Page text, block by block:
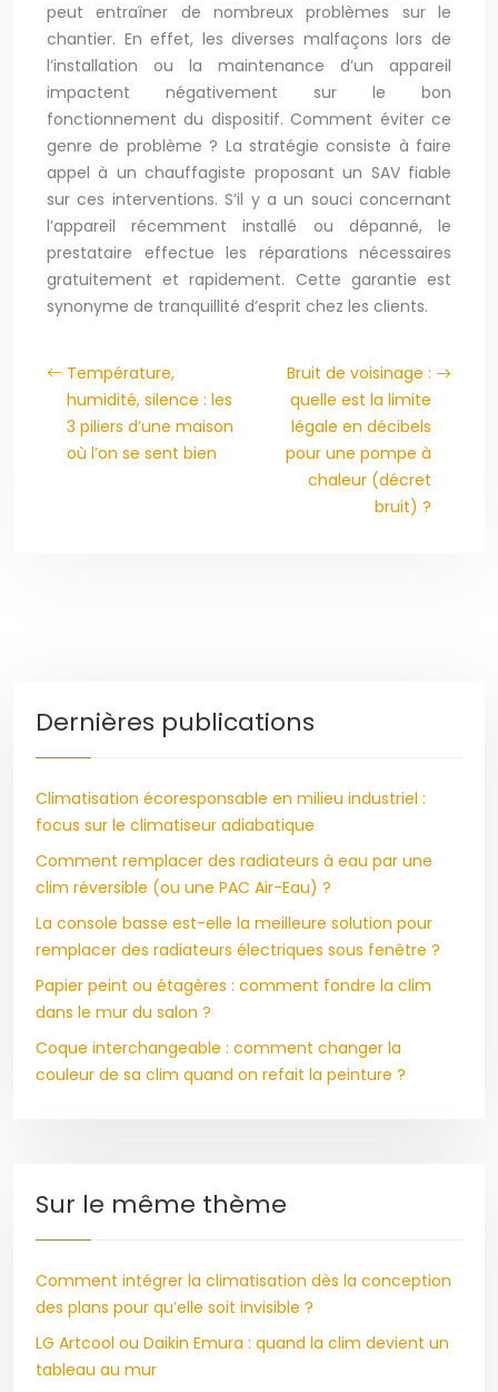
peut entraîner de nombreux problèmes sur le
chantier. En effet, les diverses malfaçons lors de
l’installation ou la maintenance d’un appareil
impactent négativement sur le bon
fonctionnement du dispositif. Comment éviter ce
genre de problème ? La stratégie consiste à faire
appel à un chauffagiste proposant un SAV fiable
sur ces interventions. S’il y a un souci concernant
l’appareil récemment installé ou dépanné, le
prestataire effectue les réparations nécessaires
gratuitement et rapidement. Cette garantie est
synonyme de tranquillité d’esprit chez les clients.
Température,
humidité, silence : les
3 piliers d’une maison
où l’on se sent bien
Bruit de voisinage :
quelle est la limite
légale en décibels
pour une pompe à
chaleur (décret
bruit) ?
Dernières publications
Climatisation écoresponsable en milieu industriel :
focus sur le climatiseur adiabatique
Comment remplacer des radiateurs à eau par une
clim réversible (ou une PAC Air-Eau) ?
La console basse est-elle la meilleure solution pour
remplacer des radiateurs électriques sous fenêtre ?
Papier peint ou étagères : comment fondre la clim
dans le mur du salon ?
Coque interchangeable : comment changer la
couleur de sa clim quand on refait la peinture ?
Sur le même thème
Comment intégrer la climatisation dès la conception
des plans pour qu’elle soit invisible ?
LG Artcool ou Daikin Emura : quand la clim devient un
tableau au mur